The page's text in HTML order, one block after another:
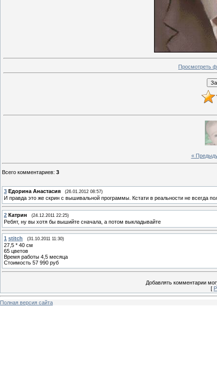
Просмотреть
«
Всего комментариев: 3
3 Едорина Анастасия (26.01.2012 08:57)
И правда это же скрин с вышивальной программы. Кстати в реальности не всегда
2 Катрин (24.12.2011 22:25)
Ребят, ну вы хотя бы вышийте сначала, а потом выкладывайте
1 stitch (31.10.2011 11:30)
27,5 * 40 см
65 цветов
Время работы 4,5 месяца
Стоимость 57 990 руб
Добавлять комментарии
[
Полная версия сайта